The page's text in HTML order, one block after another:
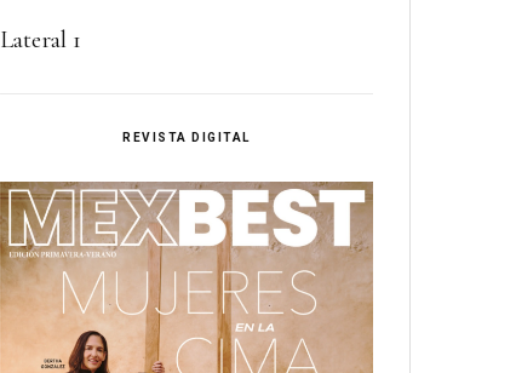
Lateral 1
REVISTA DIGITAL